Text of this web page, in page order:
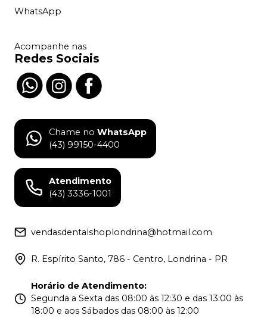
WhatsApp
Acompanhe nas
Redes Sociais
Chame no WhatsApp
(43) 99150-4400
Atendimento
(43) 3336-1001
vendasdentalshoplondrina@hotmail.com
R. Espírito Santo, 786 - Centro, Londrina - PR
Horário de Atendimento:
Segunda a Sexta das 08:00 às 12:30 e das 13:00 às
18:00 e aos Sábados das 08:00 às 12:00